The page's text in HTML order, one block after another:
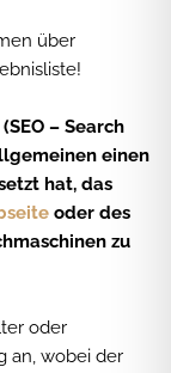
über
– Search
einen
hat, das
oder des
zu
oder
an, wobei der